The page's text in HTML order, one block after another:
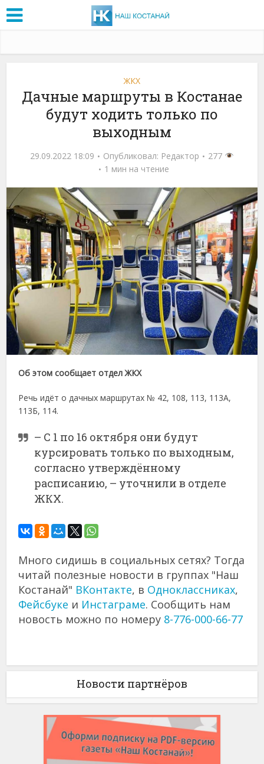
ЖКХ
Дачные маршруты в Костанае
будут ходить только по
выходным
29.09.2022 18:09 Опубликовал: Редактор
277
1 мин на чтение
Об этом сообщает отдел ЖКХ
Речь идёт о дачных маршрутах № 42, 108, 113, 113А,
113Б, 114.
– С 1 по 16 октября они будут
курсировать только по выходным,
согласно утверждённому
расписанию, – уточнили в отделе
ЖКХ.
Много сидишь в социальных сетях? Тогда
читай полезные новости в группах "Наш
Костанай" ВКонтакте, в Одноклассниках,
Фейсбуке и Инстаграме. Сообщить нам
новость можно по номеру 8-776-000-66-77
Новости партнёров